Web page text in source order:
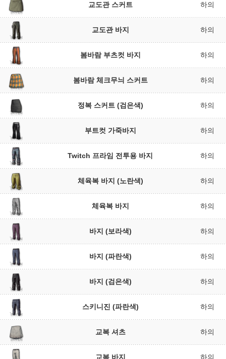
교도관 스커트 하의
교도관 바지 하의
봄바람 부츠컷 바지 하의
봄바람 체크무늬 스커트 하의
정복 스커트 (검은색) 하의
부트컷 가죽바지 하의
Twitch 프라임 전투용 바지 하의
체육복 바지 (노란색) 하의
체육복 바지 하의
바지 (보라색) 하의
바지 (파란색) 하의
바지 (검은색) 하의
스키니진 (파란색) 하의
교복 셔츠 하의
교복 바지 하의